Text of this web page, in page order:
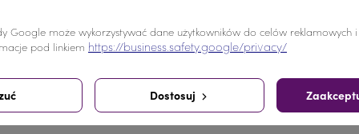
ten produkt kupili również:
Google może wykorzystywać dane użytkowników do celów reklamowych i
pod linkiem https://business.safety.google/privacy/
Dostosuj